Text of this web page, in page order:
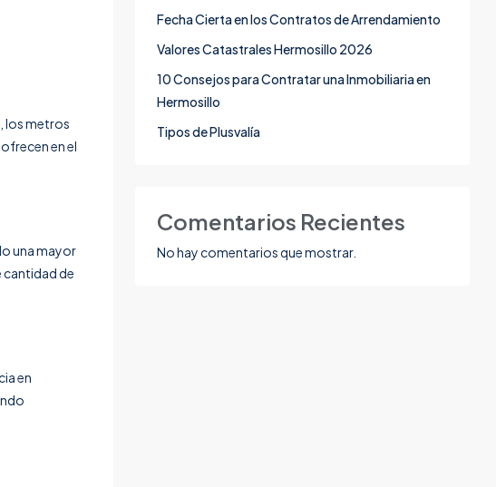
los metros
en el
una mayor
cantidad de
en
Fecha Cierta en los Contratos de Arrendamiento
Valores Catastrales Hermosillo 2026
10 Consejos para Contratar una Inmobiliaria en
Hermosillo
Tipos de Plusvalía
Comentarios Recientes
No hay comentarios que mostrar.